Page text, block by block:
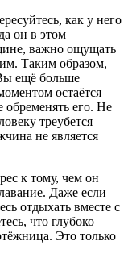
как у него
он в этом
важно ощущать
Таким образом,
ещё больше
остаётся
обременять его. Не
треубется
не является
к тому, чем он
Даже если
отдыхать вместе с
что глубоко
Это только